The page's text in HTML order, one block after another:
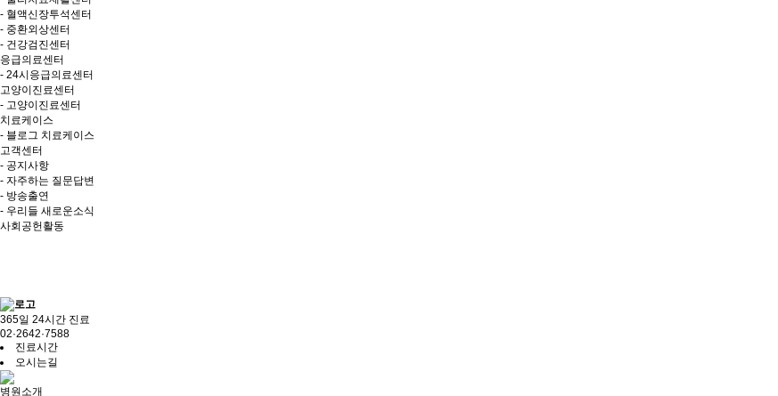
- 혈액신장투석센터
- 중환외상센터
- 건강검진센터
응급의료센터
- 24시응급의료센터
고양이진료센터
- 고양이진료센터
치료케이스
- 블로그 치료케이스
고객센터
- 공지사항
- 자주하는 질문답변
- 방송출연
- 우리들 새로운소식
사회공헌활동
365일 24시간 진료
02·2642·7588
진료시간
오시는길
병원소개